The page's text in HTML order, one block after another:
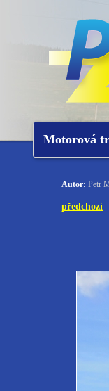
Motorová
Autor: Petr
předchozí